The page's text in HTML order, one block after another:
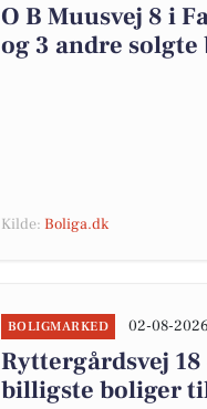
O B Muusvej 8 i
og 3 andre
Kilde: Boliga.dk
BOLIGMARKED 02-08-
Ryttergårdsvej
billigste boliger